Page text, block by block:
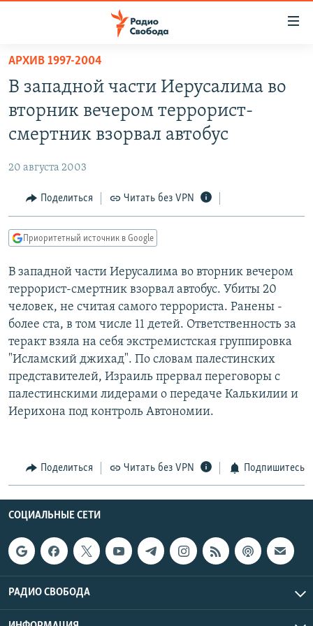
упрощенного
доступа
основному
Вернутся
Вернутся
поиску
ПОДКАСТЫ
АВТОРСКИЕ ПРОЕКТЫ
МНЕНИЯ
КУЛЬТУРА
КАВКАЗ.РЕАЛИИ
СЕВЕР.РЕАЛИИ
СИБИРЬ.РЕАЛИИ
РАСПИСАНИЕ ВЕЩАНИЯ
ПОДПИШИТЕСЬ НА РАССЫЛКУ
Все сайты РСЕ/РС
АРХИВ 1997-2004
В западной части Иерусалима во
вторник вечером террорист-
смертник взорвал автобус
20 августа 2003
Поделиться Читать без VPN
Приоритетный источник в Google
В западной части Иерусалима во вторник вечером
террорист-смертник взорвал автобус. Убиты 20
человек, не считая самого террориста. Ранены -
более ста, в том числе 11 детей. Ответственность за
теракт взяла на себя экстремистская группировка
"Исламский джихад". По словам палестинских
представителей, Израиль прервал переговоры с
палестинскими лидерами о передаче Калькилии и
Иерихона под контроль Автономии.
Поделиться Читать без VPN Подпишитесь
СОЦИАЛЬНЫЕ СЕТИ
РАДИО СВОБОДА